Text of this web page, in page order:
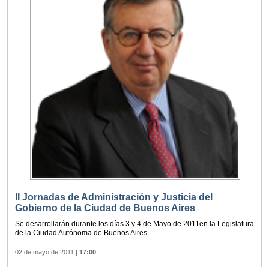
II Jornadas de Administración y Justicia del
Gobierno de la Ciudad de Buenos Aires
Se desarrollarán durante los días 3 y 4 de Mayo de 2011en la Legislatura
de la Ciudad Autónoma de Buenos Aires.
02 de mayo de 2011 | 17:00